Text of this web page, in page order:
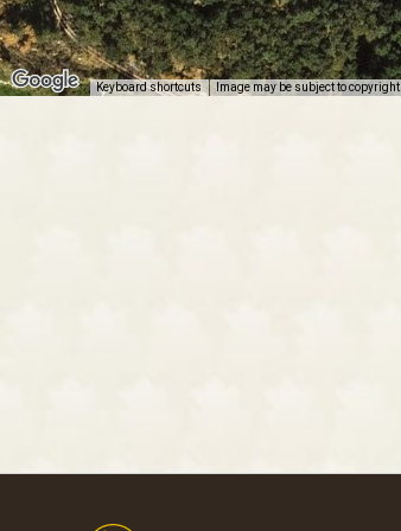
Keyboard shortcuts Image may be subject to copyright